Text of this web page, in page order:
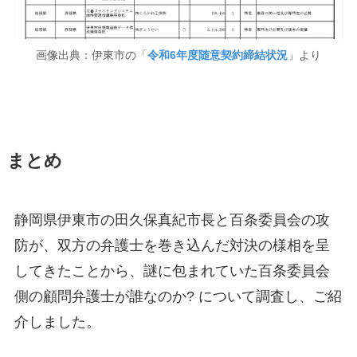
画像出典：伊東市の「 令和6年度随意契約締結状況 」より
まとめ
静岡県伊東市の田久保真紀市長と百条委員会の攻
防が、双方の弁護士を巻き込んだ対決の様相を呈
してきたことから、謎に包まれていた百条委員会
側の顧問弁護士が誰なのか? について調査し、ご紹
介しました。